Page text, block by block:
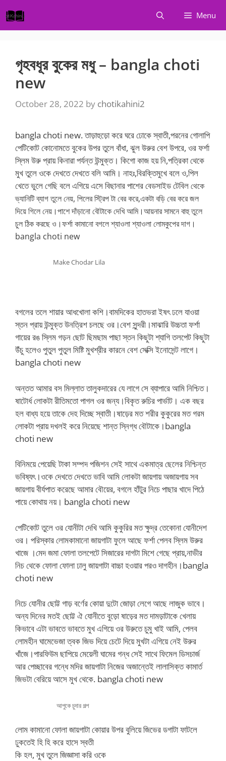
to
content
Menu
গৃহবধূর বুকের মধু – bangla choti
new
October 28, 2022 by chotikahini2
bangla choti new. তাড়াহুড়ো করে ঘরে ঢোকে স্বাতী,পরনের গোলাপি
পেটিকোট কোনোমতে বুকের উপর তুলে বাঁধা, ঝুল উরুর বেশ উপরে, ওর ফর্শা
স্লিম উরু প্রায় কিনারা পর্যন্ত উন্মুক্ত। কিগো কাজ হয় নি,পত্রিকা থেকে
মুখ তুলে ওকে দেখতে দেখতে বলি আমি। নাহঃ,বিরক্তিমুখে বলে ও,পিল
খেতে ভুলে গেছি বলে এগিয়ে এসে বিছানার পাশের বেডসাইড টেবিলথেকে
ভ্যানিটি ব্যাগ তুলে নেয়, পিলের স্ট্রিপ টা বের করে,একটা বড়ি বের করে জল
দিয়ে গিলে নেয়।পাশে দাঁড়ানো বৌটাকে দেখি আমি।আয়নার সামনে বাহু তুলে
চুল ঠিক করছে ও।ফর্শা কামানো বগলে শ্যাওলা শ্যাওলা লোমকুপের দাগ।
bangla choti new
Make Chodar Lila
বগলের তলে শায়ার আধখোলা কশি।বামদিকের হাতভরা ইষৎ ঢলে যাওয়া
স্তন প্রায় উন্মুক্ত উনত্রিশ চলছে ওর।বেশ সুন্দরী।মাঝারি উচ্চতা ফর্শা
গায়ের রঙ স্লিম গড়ন ছোট ছিমছাম পাছা স্তন কিছুটা শ্যাগি তলপেট কিছুটা
উঁচু হলেও পুতুল পুতুল মিষ্টি মুখশ্রীর কারনে বেশ সেক্সি ইনোসেন্ট লাগে।
bangla choti new
অন্তত আমার বস মিল্লাত তালুকদারের যে লাগে সে ব্যাপারে আমি নিশ্চিত।
ষাটোর্ধ লোকটা রীতিমতো পাগল ওর জন্য।বিকৃত রুচির পার্ভাট। এক বছর
হল বাধ্য হয়ে তাকে দেহ দিচ্ছে স্বাতী।ষাড়ের মত শরীর কুকুরের মত গরম
লোকটা প্রায় দখলই করে নিয়েছে শান্ত স্নিগ্ধ বৌটাকে।bangla
choti new
বিনিময়ে পেয়েছি টাকা সম্পদ পজিশন সেই সাথে একমাত্র ছেলের নিশ্চিন্ত
ভবিষ্যৎ।ওকে দেখতে দেখতে ভাবি আমি লোকটা জায়গায় অজায়গায় সব
জায়গায় বীর্যপাত করেছে আমার বৌয়ের, বগলে হাঁটুর নিচে পাছার খাদে পিঠে
পায়ে কোথায় নয়। bangla choti new
পেটিকোট তুলে ওর যোনীটা দেখি আমি কুকুরির মত ক্ষুদ্র তেকোনা যোনীদেশ
ওর। পরিস্কার লোমকামানো জায়গাটা ফুলে আছে ফর্শা পেলব স্লিম উরুর
খাজে ।মেদ জমা ফোলা তলপেটে সিজারের দাগটা মিশে গেছে প্রায়,নাভীর
নিচ থেকে ফোলা ফোলা ঢালু জায়গাটা বাচ্চা হওয়ার পরও দাগহীন।bangla
choti new
নিচে যোনীর ছোট্ট গাড় বর্ণের কোয়া দুটো জোড়া লেগে আছে লাজুক ভাবে।
অন্য দিনের মতই ছোট্ট ঐ যোনীতে বুড়ো ষাড়ের মত দামড়াটাকে খেলায়
কিভাবে এটা ভাবতে ভাবতে মুখ এগিয়ে ওর উরুতে চুমু খাই আমি, পেলব
লোমহীন ঘামেভেজা ত্বক জিভ দিয়ে চেটে দিয়ে মুখটা এগিয়ে নেই উরুর
খাঁজে।পারফিউম ছাপিয়ে মেয়েলী ঘামের গন্ধ সেই সাথে ফিমেল ডিসচার্জ
আর পেচ্ছাবের গন্ধে মদির জায়গাটা নিজের অজান্তেই লালাসিক্ত কামার্ত
জিভটা বেরিয়ে আসে মুখ থেকে. bangla choti new
আপুকে চুদার গল্প
লোম কামানো ফোলা জায়গাটা কোয়ার উপর বুলিয়ে জিভের ডগাটা ফাটলে
ঢুকতেই হি হি করে হাসে স্বতী
কি হল, মুখ তুলে জিজ্ঞাসা করি ওকে